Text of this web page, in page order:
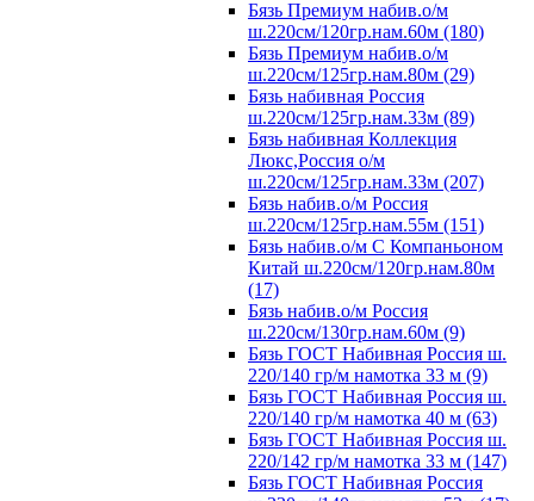
Бязь Премиум набив.о/м
ш.220см/120гр.нам.60м (180)
Бязь Премиум набив.о/м
ш.220см/125гр.нам.80м (29)
Бязь набивная Россия
ш.220см/125гр.нам.33м (89)
Бязь набивная Коллекция
Люкс,Россия о/м
ш.220см/125гр.нам.33м (207)
Бязь набив.о/м Россия
ш.220см/125гр.нам.55м (151)
Бязь набив.о/м С Компаньоном
Китай ш.220см/120гр.нам.80м
(17)
Бязь набив.о/м Россия
ш.220см/130гр.нам.60м (9)
Бязь ГОСТ Набивная Россия ш.
220/140 гр/м намотка 33 м (9)
Бязь ГОСТ Набивная Россия ш.
220/140 гр/м намотка 40 м (63)
Бязь ГОСТ Набивная Россия ш.
220/142 гр/м намотка 33 м (147)
Бязь ГОСТ Набивная Россия